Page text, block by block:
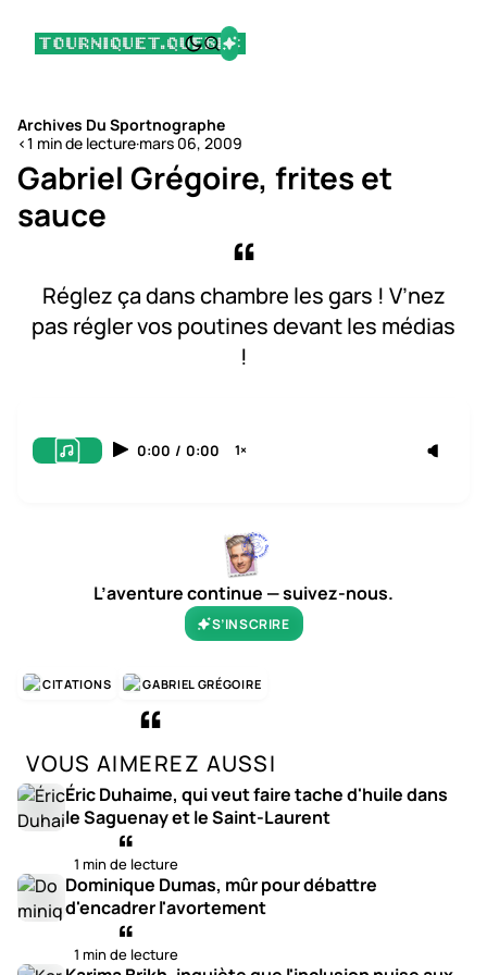
Archives Du Sportnographe
<1 min de lecture·mars 06, 2009
Gabriel Grégoire, frites et
sauce
Réglez ça dans chambre les gars ! V’nez
pas régler vos poutines devant les médias
!
0:00 / 0:00 1×
L’aventure continue — suivez-nous.
S’INSCRIRE
CITATIONS GABRIEL GRÉGOIRE
VOUS AIMEREZ AUSSI
Éric Duhaime, qui veut faire tache d'huile dans
le Saguenay et le Saint-Laurent
1 min de lecture
Dominique Dumas, mûr pour débattre
d'encadrer l'avortement
1 min de lecture